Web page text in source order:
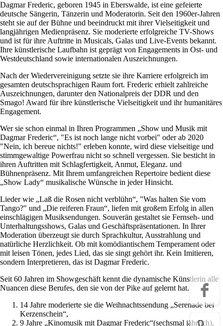
Dagmar Frederic, geboren 1945 in Eberswalde, ist eine gefeierte
deutsche Sängerin, Tänzerin und Moderatorin. Seit den 1960er-Jahren
steht sie auf der Bühne und beeindruckt mit ihrer Vielseitigkeit und
langjährigen Medienpräsenz. Sie moderierte erfolgreiche TV-Shows
und ist für ihre Auftritte in Musicals, Galas und Live-Events bekannt.
Ihre künstlerische Laufbahn ist geprägt von Engagements in Ost- und
Westdeutschland sowie internationalen Auszeichnungen.
Nach der Wiedervereinigung setzte sie ihre Karriere erfolgreich im
gesamten deutschsprachigen Raum fort. Frederic erhielt zahlreiche
Auszeichnungen, darunter den Nationalpreis der DDR und den
Smago! Award für ihre künstlerische Vielseitigkeit und ihr humanitäres
Engagement.
Wer sie schon einmal in Ihren Programmen „Show und Musik mit
Dagmar Frederic“, "Es ist noch lange nicht vorbei" oder ab 2020
"Nein, ich bereue nichts!" erleben konnte, wird diese vielseitige und
stimmgewaltige Powerfrau nicht so schnell vergessen. Sie besticht in
ihren Auftritten mit Schlagfertigkeit, Anmut, Eleganz. und
Bühnenpräsenz. Mit Ihrem umfangreichen Repertoire bedient diese
„Show Lady“ musikalische Wünsche in jeder Hinsicht.
Lieder wie „Laß die Rosen nicht verblühn“, "Was halten Sie vom
Tango?" und „Die reiferen Fraun“, liefen mit großem Erfolg in allen
einschlägigen Musiksendungen. Souverän gestaltet sie Fernseh- und
Unterhaltungsshows, Galas und Geschäftspräsentationen. In Ihrer
Moderation überzeugt sie durch Sprachkultur, Ausstrahlung und
natürliche Herzlichkeit. Ob mit komödiantischem Temperament oder
mit leisen Tönen, jedes Lied, das sie singt gehört ihr. Kein Imitieren,
sondern Interpretieren, das ist Dagmar Frederic.
Seit 60 Jahren im Showgeschäft kennt die dynamische Künstlerin alle
Nuancen diese Berufes, den sie von der Pike auf gelernt hat.
14 Jahre moderierte sie die Weihnachtssendung „Serenade bei
Kerzenschein“,
9 Jahre „Kinomusik mit Dagmar Frederic“(sechsmal jährlich),